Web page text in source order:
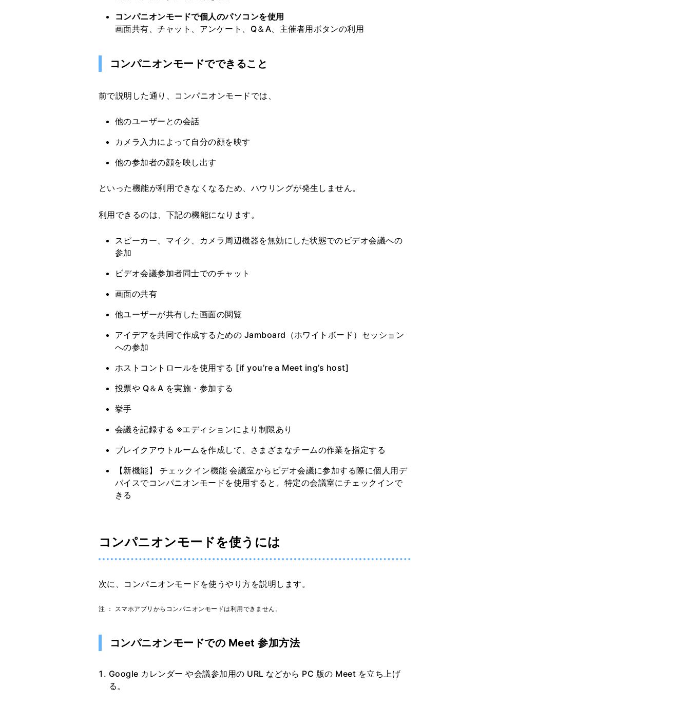
コンパニオンモードで個人のパソコンを使用
画面共有、チャット、アンケート、Q＆A、主催者用ボタンの利用
コンパニオンモードでできること
前で説明した通り、コンパニオンモードでは、
他のユーザーとの会話
カメラ入力によって自分の顔を映す
他の参加者の顔を映し出す
といった機能が利用できなくなるため、ハウリングが発生しません。
利用できるのは、下記の機能になります。
スピーカー、マイク、カメラ周辺機器を無効にした状態でのビデオ会議への
参加
ビデオ会議参加者同士でのチャット
画面の共有
他ユーザーが共有した画面の閲覧
アイデアを共同で作成するための Jamboard（ホワイトボード）セッション
への参加
ホストコントロールを使用する [if you’re a Meet ing’s host]
投票や Q＆A を実施・参加する
挙手
会議を記録する ※エディションにより制限あり
ブレイクアウトルームを作成して、さまざまなチームの作業を指定する
【新機能】 チェックイン機能 会議室からビデオ会議に参加する際に個人用デ
バイスでコンパニオンモードを使用すると、特定の会議室にチェックインで
きる
コンパニオンモードを使うには
次に、コンパニオンモードを使うやり方を説明します。
注 ： スマホアプリからコンパニオンモードは利用できません。
コンパニオンモードでの Meet 参加方法
Google カレンダー や会議参加用の URL などから PC 版の Meet を立ち上げ
る。